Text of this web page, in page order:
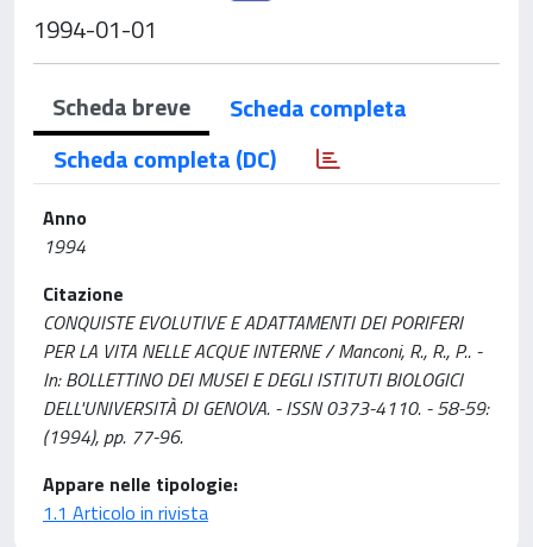
1994-01-01
Scheda breve
Scheda completa
Scheda completa (DC)
Anno
1994
Citazione
CONQUISTE EVOLUTIVE E ADATTAMENTI DEI PORIFERI
PER LA VITA NELLE ACQUE INTERNE / Manconi, R., R., P.. -
In: BOLLETTINO DEI MUSEI E DEGLI ISTITUTI BIOLOGICI
DELL'UNIVERSITÀ DI GENOVA. - ISSN 0373-4110. - 58-59:
(1994), pp. 77-96.
Appare nelle tipologie:
1.1 Articolo in rivista